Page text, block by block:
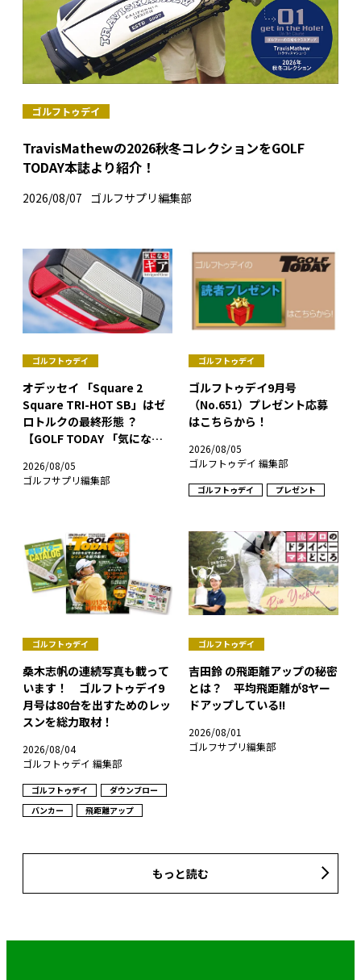
ゴルフトゥデイ
TravisMathewの2026秋冬コレクションをGOLF
TODAY本誌より紹介！
2026/08/07 ゴルフサプリ編集部
ゴルフトゥデイ
オデッセイ 「Square 2
Square TRI-HOT SB」はゼ
ロトルクの最終形態 ？
【GOLF TODAY 「気になる
2026/08/05
ゴルフサプリ編集部
ゴルフトゥデイ
ゴルフトゥデイ9月号
（No.651）プレゼント応募
はこちらから！
2026/08/05
ゴルフトゥデイ 編集部
ゴルフトゥデイ プレゼント
ゴルフトゥデイ
桑木志帆の連続写真も載って
います！ ゴルフトゥデイ9
月号は80台を出すためのレッ
スンを総力取材！
2026/08/04
ゴルフトゥデイ 編集部
ゴルフトゥデイ
ダウンブロー
バンカー
飛距離アップ
ゴルフトゥデイ
吉田鈴 の飛距離アップの秘密
とは？ 平均飛距離が8ヤー
ドアップしている!!
2026/08/01
ゴルフサプリ編集部
もっと読む